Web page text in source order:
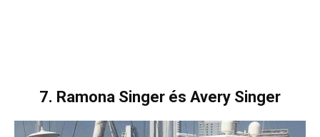
7. Ramona Singer és Avery Singer